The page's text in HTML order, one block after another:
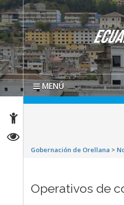
MENÚ
Gobernación de Orellana >
Operativos de